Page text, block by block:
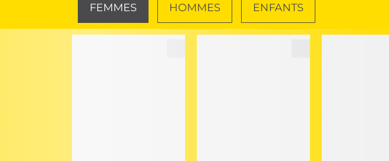
FEMMES HOMMES ENFANTS